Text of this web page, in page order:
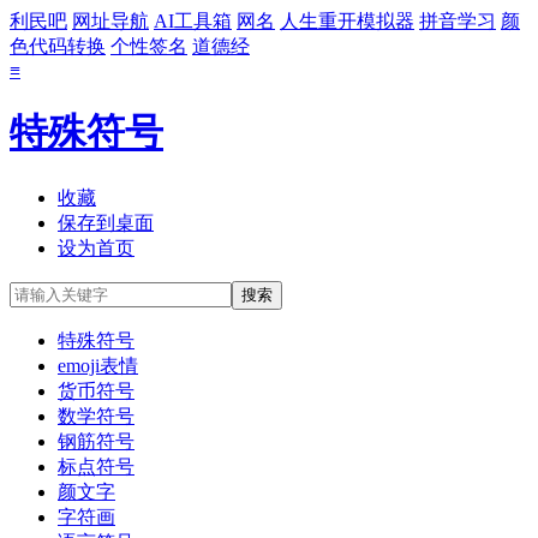
利民吧 网址导航 AI工具箱 网名 人生重开模拟器 拼音学习 颜
色代码转换 个性签名 道德经
≡
特殊符号
收藏
保存到桌面
设为首页
特殊符号
emoji表情
货币符号
数学符号
钢筋符号
标点符号
颜文字
字符画